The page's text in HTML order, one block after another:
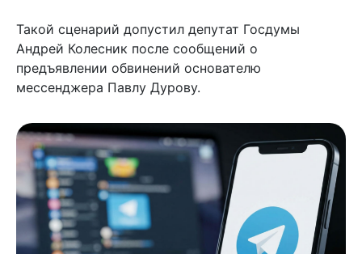
Такой сценарий допустил депутат Госдумы
Андрей Колесник после сообщений о
предъявлении обвинений основателю
мессенджера Павлу Дурову.